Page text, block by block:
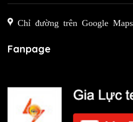
Chỉ đường trên Google Maps
Fanpage